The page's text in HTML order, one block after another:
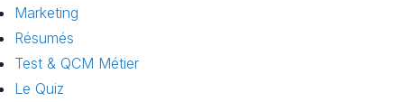
Marketing
Résumés
Test & QCM Métier
Le Quiz